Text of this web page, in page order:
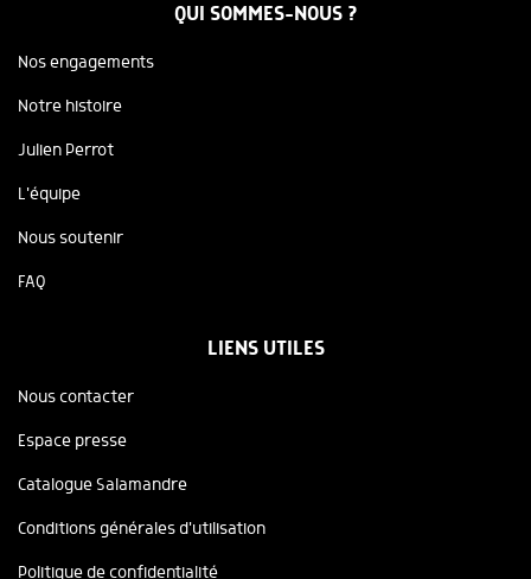
QUI SOMMES-NOUS ?
Nos engagements
Notre histoire
Julien Perrot
L'équipe
Nous soutenir
FAQ
LIENS UTILES
Nous contacter
Espace presse
Catalogue Salamandre
Conditions générales d'utilisation
Politique de confidentialité